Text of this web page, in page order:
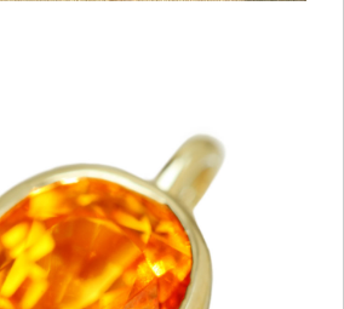
ご注文手続き
カートを見る
お買い物を続ける